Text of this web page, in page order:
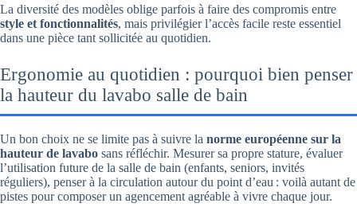
La diversité des modèles oblige parfois à faire des compromis entre
style et fonctionnalités, mais privilégier l’accès facile reste essentiel
dans une pièce tant sollicitée au quotidien.
Ergonomie au quotidien : pourquoi bien penser
la hauteur du lavabo salle de bain
Un bon choix ne se limite pas à suivre la norme européenne sur la
hauteur de lavabo sans réfléchir. Mesurer sa propre stature, évaluer
l’utilisation future de la salle de bain (enfants, seniors, invités
réguliers), penser à la circulation autour du point d’eau : voilà autant de
pistes pour composer un agencement agréable à vivre chaque jour.